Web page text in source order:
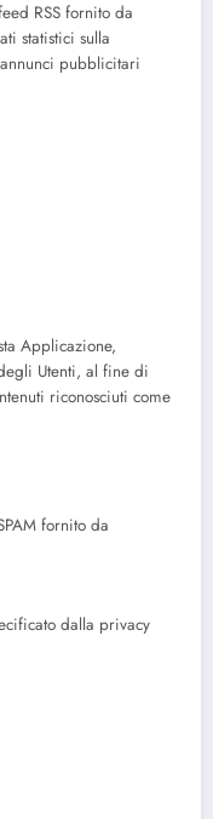
RSS fornito da
statistici sulla
pubblicitari
Applicazione,
Utenti, al fine di
riconosciuti come
fornito da
dalla privacy